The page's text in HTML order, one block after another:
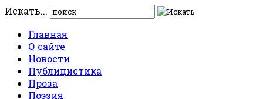
Искать...
Главная
О сайте
Новости
Публицистика
Проза
Поэзия